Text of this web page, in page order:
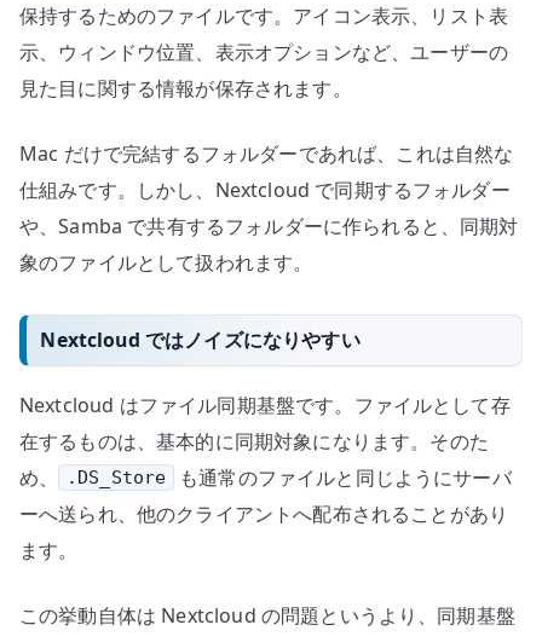
保持するためのファイルです。アイコン表示、リスト表
示、ウィンドウ位置、表示オプションなど、ユーザーの
見た目に関する情報が保存されます。
Mac だけで完結するフォルダーであれば、これは自然な
仕組みです。しかし、Nextcloud で同期するフォルダー
や、Samba で共有するフォルダーに作られると、同期対
象のファイルとして扱われます。
Nextcloud ではノイズになりやすい
Nextcloud はファイル同期基盤です。ファイルとして存
在するものは、基本的に同期対象になります。そのた
め、
.DS_Store
も通常のファイルと同じようにサーバ
ーへ送られ、他のクライアントへ配布されることがあり
ます。
この挙動自体は Nextcloud の問題というより、同期基盤